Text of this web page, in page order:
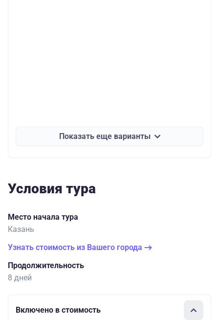
Показать еще варианты
Условия тура
Место начала тура
Казань
Узнать стоимость из Вашего города
Продолжительность
8 дней
Включено в стоимость